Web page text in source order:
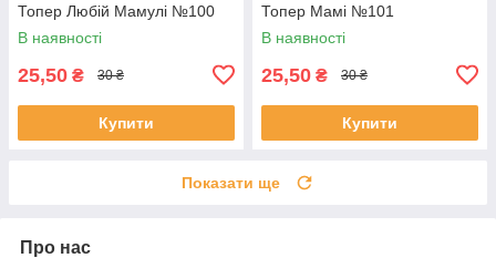
Топер Любій Мамулі №100
В наявності
25,50 ₴ 30 ₴
Купити
Топер Мамі №101
В наявності
25,50 ₴ 30 ₴
Купити
Показати ще
Про нас